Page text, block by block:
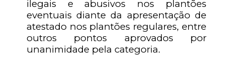
ilegais e abusivos nos plantões
eventuais diante da apresentação de
atestado nos plantões regulares, entre
outros pontos aprovados por
unanimidade pela categoria.